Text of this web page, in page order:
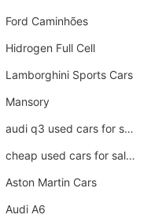
Ford Caminhões
Hidrogen Full Cell
Lamborghini Sports Cars
Mansory
audi q3 used cars for sale in bangalore
cheap used cars for sale by owner near me
Aston Martin Cars
Audi A6